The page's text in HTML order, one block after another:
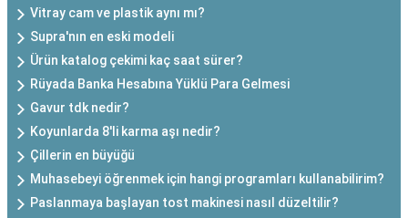
Vitray cam ve plastik aynı mı?
Supra'nın en eski modeli
Ürün katalog çekimi kaç saat sürer?
Rüyada Banka Hesabına Yüklü Para Gelmesi
Gavur tdk nedir?
Koyunlarda 8'li karma aşı nedir?
Çillerin en büyüğü
Muhasebeyi öğrenmek için hangi programları kullanabilirim?
Paslanmaya başlayan tost makinesi nasıl düzeltilir?